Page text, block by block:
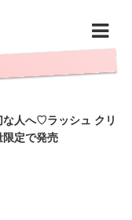
な人へ♡ラッシュ クリ
限定で発売